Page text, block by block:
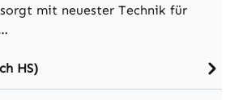
mit neuester Technik für
HS)